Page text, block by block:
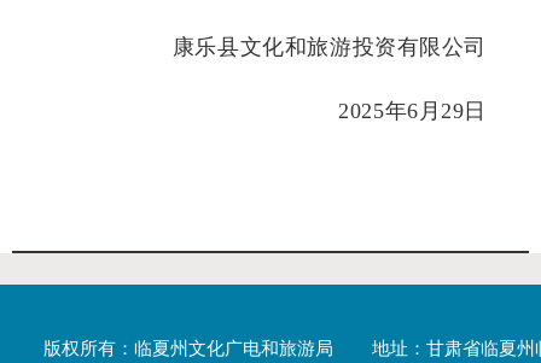
康乐县文化和旅游投资有限公司
2025年6月29日
版权所有：临夏州文化广电和旅游局
地址：甘肃省临夏州